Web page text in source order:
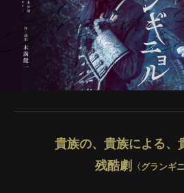
貴族の、貴族による、
残酷劇 〈グランギ